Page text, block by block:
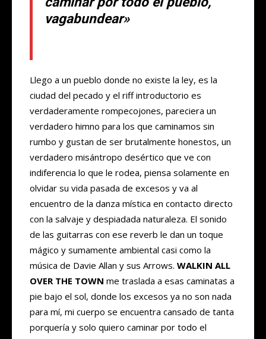
vagabundear»
Llego a un pueblo donde no existe la ley, es la
ciudad del pecado y el riff introductorio es
verdaderamente rompecojones, pareciera un
verdadero himno para los que caminamos sin
rumbo y gustan de ser brutalmente honestos, un
verdadero misántropo desértico que ve con
indiferencia lo que le rodea, piensa solamente en
olvidar su vida pasada de excesos y va al
encuentro de la danza mística en contacto directo
con la salvaje y despiadada naturaleza. El sonido
de las guitarras con ese reverb le dan un toque
mágico y sumamente ambiental casi como la
música de Davie Allan y sus Arrows. WALKIN ALL
OVER THE TOWN me traslada a esas caminatas a
pie bajo el sol, donde los excesos ya no son nada
para mí, mi cuerpo se encuentra cansado de tanta
porquería y solo quiero caminar por todo el